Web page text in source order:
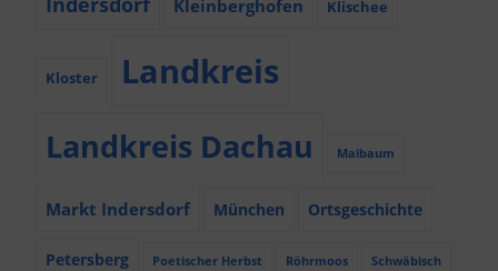
Kleinberghofen Klischee
Kloster Landkreis
Landkreis Dachau Maibaum
Markt Indersdorf München Ortsgeschichte
Petersberg Poetischer Herbst Röhrmoos Schwäbisch